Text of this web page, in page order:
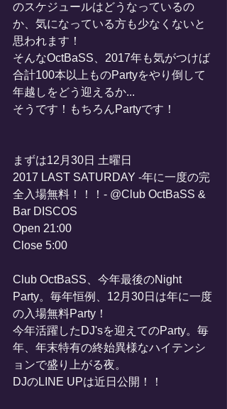
のスケジュールはどうなっているの
か、気になっている方も少なくないと
思われます！
そんなOctBaSS、2017年も気がつけば
合計100本以上ものPartyをやり倒して
年越しをどう迎えるか...
そうです！もちろんPartyです！
まずは12月30日 土曜日
2017 LAST SATURDAY -年に一度の完
全入場無料！！！- @Club OctBaSS &
Bar DISCOS
Open 21:00
Close 5:00
Club OctBaSS、今年最後のNight
Party。毎年恒例、12月30日は年に一度
の入場無料Party！
今年活躍したDJ'sを迎えてのParty。毎
年、年末特有の終始異様なハイテンシ
ョンで盛り上がる夜。
DJのLINE UPは近日公開！！